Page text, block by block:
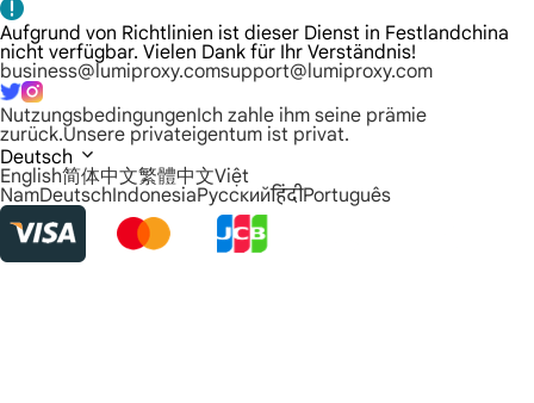
Aufgrund von Richtlinien ist dieser Dienst in Festlandchina
nicht verfügbar. Vielen Dank für Ihr Verständnis!
business@lumiproxy.comsupport@lumiproxy.com
NutzungsbedingungenIch zahle ihm seine prämie
zurück.Unsere privateigentum ist privat.
Deutsch
English简体中文繁體中文Việt
NamDeutschIndonesiaРусскийहिंदीPortuguês